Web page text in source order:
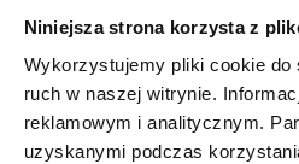
Niniejsza strona korzysta z
Wykorzystujemy pliki cookie do
ruch w naszej witrynie.
reklamowym i analitycznym.
uzyskanymi podczas
Coś Do Odkrycia” – bo tak
jak Dzień Kobiet (w Poznań Plaza
oraz Hebe pod hasłem
do szkoły w formie efektownej
szkolne.